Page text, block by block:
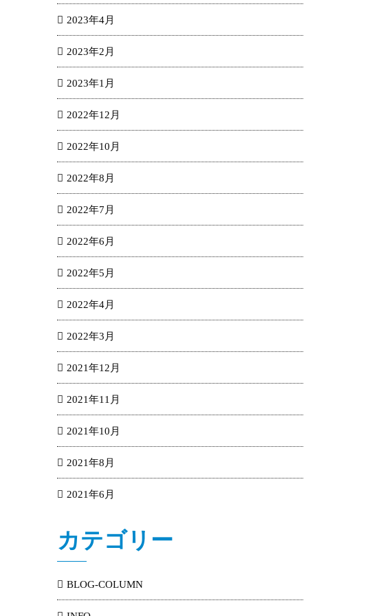
2023年4月
2023年2月
2023年1月
2022年12月
2022年10月
2022年8月
2022年7月
2022年6月
2022年5月
2022年4月
2022年3月
2021年12月
2021年11月
2021年10月
2021年8月
2021年6月
カテゴリー
BLOG-COLUMN